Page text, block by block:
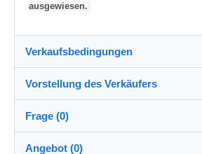
ausgewiesen.
Verkaufsbedingungen
Versand nach:
Die Liste der Länder einsehen
Versand:
Vorkasse
Vorstellung des Verkäufers
sammler1027100%
PRO
Frage (0)
Angebot (0)